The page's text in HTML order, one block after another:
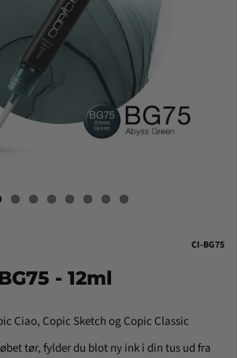
CI-BG75
- 12ml
Ciao, Copic Sketch og Copic Classic
tør, fylder du blot ny ink i din tus ud fra